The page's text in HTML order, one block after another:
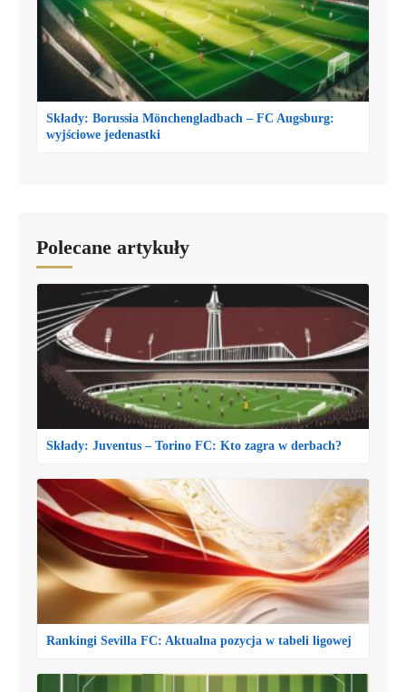
Składy: Borussia Mönchengladbach – FC Augsburg:
wyjściowe jedenastki
Polecane artykuły
Składy: Juventus – Torino FC: Kto zagra w derbach?
Rankingi Sevilla FC: Aktualna pozycja w tabeli ligowej